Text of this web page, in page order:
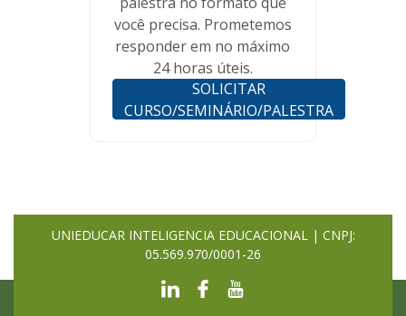
você precisa. Prometemos
responder em no máximo
24 horas úteis.
SOLICITAR
CURSO/SEMINÁRIO/PALESTRA
UNIEDUCAR INTELIGENCIA EDUCACIONAL | CNPJ:
05.569.970/0001-26